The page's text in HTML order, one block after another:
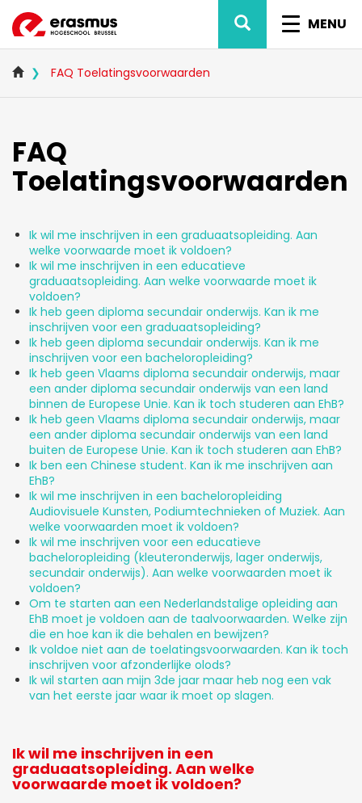
en
naar
de
inhoud
MENU
ZOEK
FAQ Toelatingsvoorwaarden
FAQ
Toelatingsvoorwaarden
Ik wil me inschrijven in een graduaatsopleiding. Aan
welke voorwaarde moet ik voldoen?
Ik wil me inschrijven in een educatieve
graduaatsopleiding. Aan welke voorwaarde moet ik
voldoen?
Ik heb geen diploma secundair onderwijs. Kan ik me
inschrijven voor een graduaatsopleiding?
Ik heb geen diploma secundair onderwijs. Kan ik me
inschrijven voor een bacheloropleiding?
Ik heb geen Vlaams diploma secundair onderwijs, maar
een ander diploma secundair onderwijs van een land
binnen de Europese Unie. Kan ik toch studeren aan EhB?
Ik heb geen Vlaams diploma secundair onderwijs, maar
een ander diploma secundair onderwijs van een land
buiten de Europese Unie. Kan ik toch studeren aan EhB?
Ik ben een Chinese student. Kan ik me inschrijven aan
EhB?
Ik wil me inschrijven in een bacheloropleiding
Audiovisuele Kunsten, Podiumtechnieken of Muziek. Aan
welke voorwaarden moet ik voldoen?
Ik wil me inschrijven voor een educatieve
bacheloropleiding (kleuteronderwijs, lager onderwijs,
secundair onderwijs). Aan welke voorwaarden moet ik
voldoen?
Om te starten aan een Nederlandstalige opleiding aan
EhB moet je voldoen aan de taalvoorwaarden. Welke zijn
die en hoe kan ik die behalen en bewijzen?
Ik voldoe niet aan de toelatingsvoorwaarden. Kan ik toch
inschrijven voor afzonderlijke olods?
Ik wil starten aan mijn 3de jaar maar heb nog een vak
van het eerste jaar waar ik moet op slagen.
Ik wil me inschrijven in een
graduaatsopleiding. Aan welke
voorwaarde moet ik voldoen?